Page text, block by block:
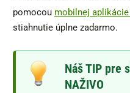
pomocou mobilnej
stiahnutie úplne zadarmo.
Náš TIP pre
NAŽIVO